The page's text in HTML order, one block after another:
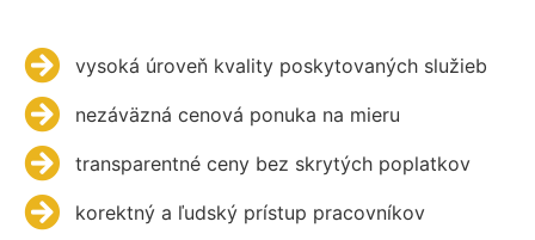
vysoká úroveň kvality poskytovaných služieb
nezáväzná cenová ponuka na mieru
transparentné ceny bez skrytých poplatkov
korektný a ľudský prístup pracovníkov